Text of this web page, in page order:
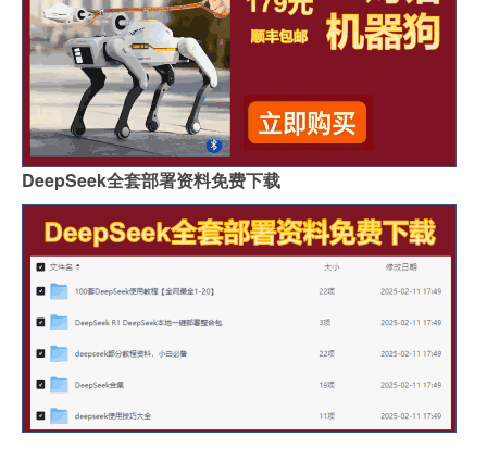
DeepSeek全套部署资料免费下载